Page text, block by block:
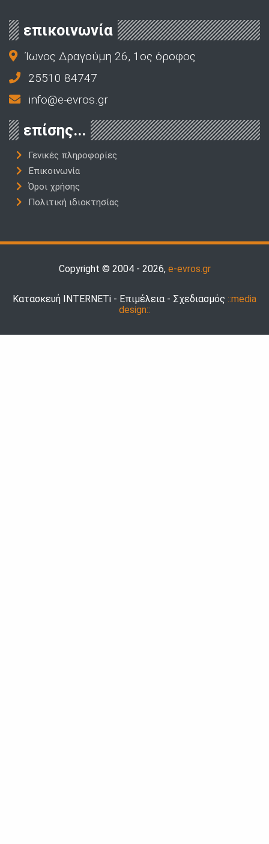
επικοινωνία
Ίωνος Δραγούμη 26, 1ος όροφος
25510 84747
info@e-evros.gr
επίσης...
Γενικές πληροφορίες
Επικοινωνία
Όροι χρήσης
Πολιτική ιδιοκτησίας
Copyright © 2004 - 2026, e-evros.gr
Κατασκευή INTERNETi - Επιμέλεια - Σχεδιασμός ::media
design::